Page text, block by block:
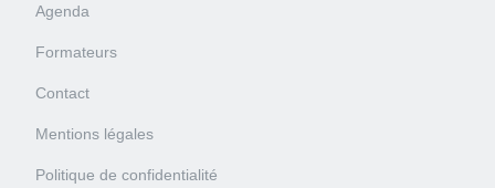
Agenda
Formateurs
Contact
Mentions légales
Politique de confidentialité